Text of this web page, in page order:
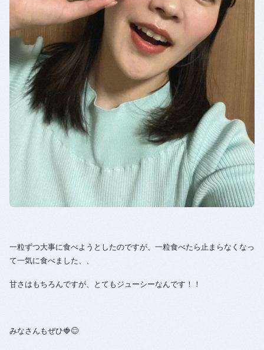
一粒ずつ大事に食べようとしたのですが、一粒食べたら止まらなくなっ
て一気に食べました、、
甘さはもちろんですが、とてもジューシーなんです！！
みなさんもぜひ🍓😊